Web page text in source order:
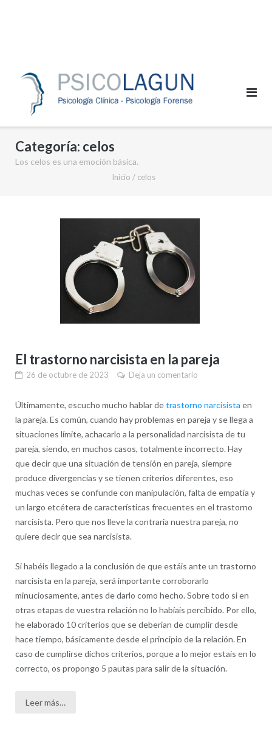
Categoría: celos
Los celos es una emoción básica.
Inicio / celos
El trastorno narcisista en la pareja
26 de octubre de 2023 Deja un comentario
Últimamente, escucho mucho hablar detrastorno narcisista en
la pareja. Es común, cuando hay problemas en pareja y se llega a
situaciones límite, achacarlo a la personalidad narcisista de tu
pareja, siendo, en muchos casos, totalmente incorrecto. Hay
que decir que una situación de tensión en pareja, siempre
produce divergencias y se tienen criterios diferentes, eso
muchas veces se confunde con manipulación, falta de empatía y
un largo etcétera de características frecuentes en el trastorno
narcisista. Pero que nos lleve la contraria nuestra pareja, no
quiere decir que sea narcisista.
Si habéis llegado a la conclusión de que estáis ante un trastorno
narcisista en la pareja, será importante corroborarlo
minuciosamente, antes de darlo como hecho. Sobre todo si en
otras etapas de vuestra relación no lo habíais percibido. Por ello,
he elaborado 10 criterios que se deberían de cumplir desde
hace tiempo, básicamente desde el principio de la relación. En
caso de cumplirse dichos criterios, porque a lo mejor estais en lo
correcto, os propongo 5 pautas para salir de la situación.
Leer más…